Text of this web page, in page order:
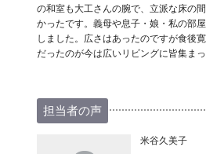
の和室も大工さんの腕で、立派な床の
かったです。義母や息子・娘・私の部
しました。広さはあったのですが食後
だったのが今は広いリビングに皆集まっ
担当者の声
米谷久美子